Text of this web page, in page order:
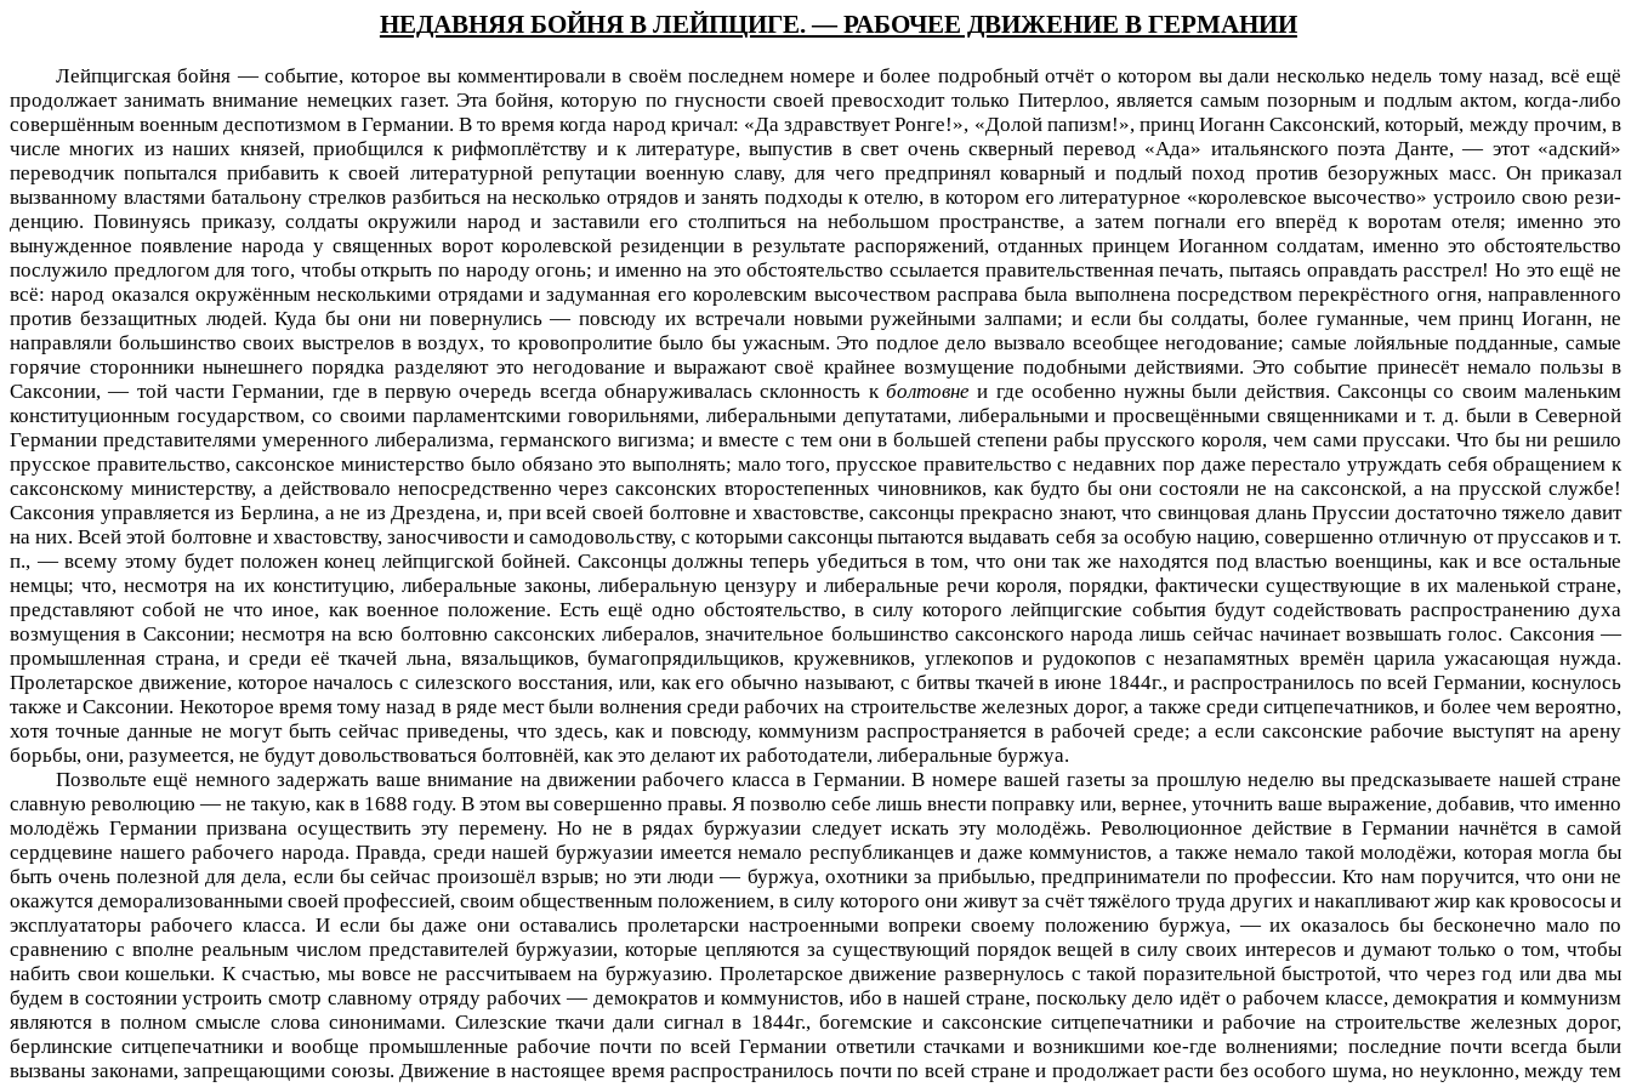
НЕДАВНЯЯ БОЙНЯ В ЛЕЙПЦИГЕ. — РАБОЧЕЕ ДВИЖЕНИЕ В ГЕРМАНИИ
Лейпцигская бойня — событие, которое вы комментировали в своём последнем номере и более подробныйотчёто котором вы дали несколько недель тому назад, всё ещё
продолжает занимать внимание немецких газет. Эта бойня, которую по гнусностисвоей превосходит только Питерлоо, является самым позорным и подлым актом, когда-либо
совершённым военным деспотизмом в Германии. В то время когда народ кричал: «Да здравствует Ронге!», «Долой папизм!», принц Иоганн Саксон­ский, который, между прочим, в
числе многих из наших князей, приобщился к рифмоплётству и к литературе, выпустив в свет очень скверный перевод «Ада» итальянского поэта Данте, — этот «адский»
переводчик попытался прибавить к своей литературной репутации военную славу, для чего предпринял коварный и подлый поход против безоружных масс. Он прика­зал
вызванному властями батальону стрелков разбиться нанесколькоотрядов и занять подходы к отелю, в котором его литературное «королевское высочество» устроило свою рези­
денцию. Повинуясь приказу, солдаты окружили народ и заставили его столпиться на небольшом пространстве, а затем погнали его вперёд к воротам отеля; именно это
вынужденное появление народа у священных ворот королевской резиденции в результате распоряжений, отданных принцем Иоганном солдатам, именно это обстоятельство
послужило предлогом для того, чтобы открыть по народу огонь; и именно на это обстоятельство ссылается правительственная печать, пытаясь оправдать расстрел! Но это ещё не
всё: народ оказался окру­жённым несколькими отрядами и задуманная его королевским высочеством расправа была выполнена посредством перекрё­стного огня, направленного
против беззащитных людей. Куда бы они ни повернулись — повсюду их встречали новыми ру­жейными залпами; и если бы солдаты, более гуманные, чем принц Иоганн, не
направляли большинство своих выстрелов в воздух, то кровопролитие было бы ужасным. Это подлое дело вызвало всеобщее негодование; самые лойяльные поддан­ные, самые
горячие сторонники нынешнего порядка разделяют это негодование и выражают своё крайнее возмущение подобными действиями. Это событие принесёт немало пользы в
Саксонии, — той части Германии, где в первую очередь всегда обнаруживалась склонность к болтовнеи где особенно нужны были действия. Саксонцы со своим маленьким
конституционным государством, со своими парламентскими говорильнями, либеральными депутатами, либеральными и просвещёнными священниками и т. д. были в Северной
Германии представителями умеренного либерализма, германского вигизма; и вместе с тем они в большей степени рабы прусского короля, чем сами пруссаки. Что бы ни решило
прусское правительство, саксонское министерство было обязано это выполнять; мало того, прусское правительство с недавних пор даже перестало утруждать себя обращением к
саксонскому министерству, а действовало непосредственно через саксонских второстепенных чиновников, как будто бы они состояли не на саксонской, а на прусской службе!
Саксония управляется из Берлина, а не из Дрездена, и, при всей своей болтовне и хвастовстве, саксонцы прекрасно знают, что свинцовая длань Пруссии достаточно тяжело давит
на них. Всей этой болтовне и хвастовству, заносчивости и самодовольству, с которыми саксонцы пытаются выдавать себя за особую нацию, совершенно отличную от пруссаков и т.
п., — всему этому будет положен конец лейпцигской бойней. Са­ксонцы должны теперь убедиться в том, что они так же находятся под властьювоенщины, как и все остальные
немцы; что, несмотря на их конституцию, либеральные законы, либеральную цензуру и либеральные речи короля, порядки, фактически существующие в их маленькой стране,
представляют собой не что иное, как военное положение. Есть ещё одно обстоятельство, в силу которого лейпцигские события будут содействовать распространению духа
возмущения в Саксонии; несмотря на всю болтовню саксонских либералов, значительное большинство саксонского народа лишь сейчас начинает возвышать голос. Саксония —
промышленная страна, и среди её ткачей льна, вязальщиков, бумагопрядильщиков, кружевников, углекопов и рудокопов с незапамятных времён царила ужасающая нужда.
Пролетарское движение, которое началось с силезского восста­ния, или, как его обычно называют, с битвы ткачей в июне 1844г., и распространилось по всей Германии, коснулось
также и Саксонии. Некоторое время тому назад в ряде мест были волнения среди рабочих на строительстве железных дорог, а также среди ситцепечатников, и более чем вероятно,
хотя точные данные не могут быть сейчас приведены, что здесь, как и повсюду, коммунизм распространяется в рабочей среде; а если саксонские рабочие выступят на арену
борьбы, они, разумеется, не будут довольствоваться болтовнёй, как это делают их работодатели, либеральные буржуа.
Позвольте ещё немного задержать ваше внимание на движе­нии рабочего класса в Германии. В номере вашей газеты за прошлую неделю вы предсказываете нашей стране
славную рево­люцию — не такую, как в 1688 году. В этом вы совершенно правы. Я позволю себе лишь внести поправку или, вернее, уточ­нить ваше выражение, добавив, что именно
молодёжь Германии призвана осуществить эту перемену. Но не в рядах буржуазии следует искать эту молодёжь. Революционное действие в Германии начнётся в самой
сердцевине нашего рабочего народа. Правда, среди нашей буржуазии имеется немало республикан­цев и даже коммунистов, а также немало такой молодёжи, ко­торая могла бы
быть очень полезной для дела, если бы сейчас произошёл взрыв; но эти люди — буржуа, охотники за прибылью, предприниматели по профессии. Кто нам поручится, что они не
окажутся деморализованными своей профессией, своим общест­венным положением, в силу которого они живут за счёт тяжёлого труда других и накапливают жир как кровососы и
эксплуататоры рабочего класса. И если бы даже они оставались пролетарски настроенными вопреки своему положению буржуа, — их оказа­лось бы бесконечно мало по
сравнению с вполне реальным чис­лом представителей буржуазии, которые цепляются за существующий порядок вещей в силу своих интересов и думают только о том, чтобы
набить свои кошельки. К счастью, мы вовсе не рассчитываем на буржуазию. Пролетарское движение развернулось с такой поразительной быстротой, что через год или два мы
будем в состоянии устроить смотр славному отряду рабочих — демократов и коммунистов, ибо в нашей стране, поскольку дело идёт о рабочем классе, демократия и коммунизм
являются в полном смысле слова синонимами. Силезские ткачи дали сигнал в 1844г., богемские и саксонские ситцепечатники и рабочие на строительстве железных дорог,
берлинские ситцепечатники и вообще промышленные рабочие почти по всей Германии ответили стачками и возникшими кое-где волнениями; последние почти всегда были
вызваны законами, запрещающими союзы. Движение в настоящее время распространилось почти по всей стране и продолжает расти без особого шума, но неуклонно, между тем